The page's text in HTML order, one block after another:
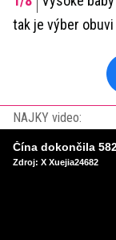
tak je výber
NAJKY video:
Zdroj: X Xuejia24682